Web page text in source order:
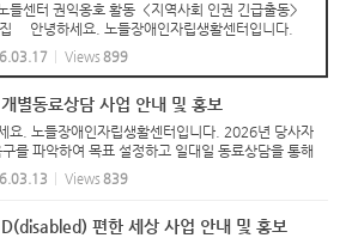
들센터 권익옹호 활동 <지역사회 인권 긴급출동>
안녕하세요. 노들장애인자립생활센터입니다.
회적 소수자가 동등한 사회 구성원으로 존중받으며
도록 지역사회에서 발생하는 차별과 인권 침해를 함
Views 899
별동료상담 사업 안내 및 홍보
요. 노들장애인자립생활센터입니다. 2026년 당사자
를 파악하여 목표 설정하고 일대일 동료상담을 통해
보제공 등 다양한 주제로 개별동료상담을 진행하고
이에 많은 관심과 참여 바랍니다! [그림 속 글자] ...
Views 839
편한 세상 사업 안내 및 홍보